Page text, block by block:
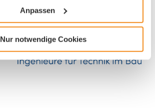
Anpassen
Nur notwendige Cookies